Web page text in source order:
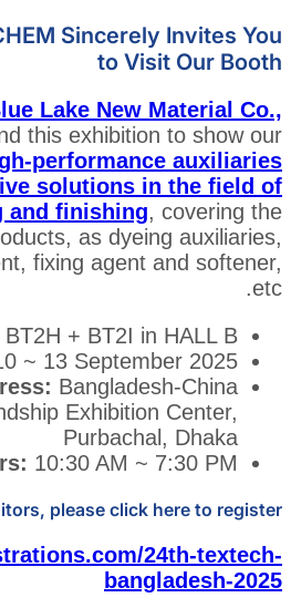
BLUELAKECHEM
to
ShantouBlue Lake New
Ltd. will attend this
high-اور
innovative solutions
textile dyeing and
core products, as
scouring agent, fixing
Booth No.:BT2H + BT2I
Time:10 ~ 13
Address:
Friendship
Opening Hours:10:30 AM
Visitors, please
https://e-